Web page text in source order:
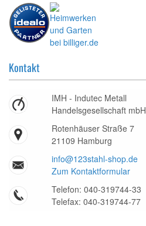
Kontakt
IMH - Indutec Metall
Handelsgesellschaft mbH
Rotenhäuser Straße 7
21109 Hamburg
info@123stahl-shop.de
Zum Kontaktformular
Telefon: 040-319744-33
Telefax: 040-319744-77